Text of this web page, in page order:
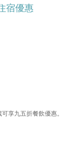
宿優惠
享九五折餐飲優惠。